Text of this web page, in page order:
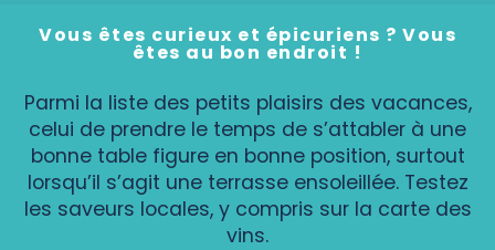
Vous êtes curieux et épicuriens ? Vous
êtes au bon endroit !
Parmi la liste des petits plaisirs des vacances,
celui de prendre le temps de s’attabler à une
bonne table figure en bonne position, surtout
lorsqu’il s’agit une terrasse ensoleillée. Testez
les saveurs locales, y compris sur la carte des
vins.